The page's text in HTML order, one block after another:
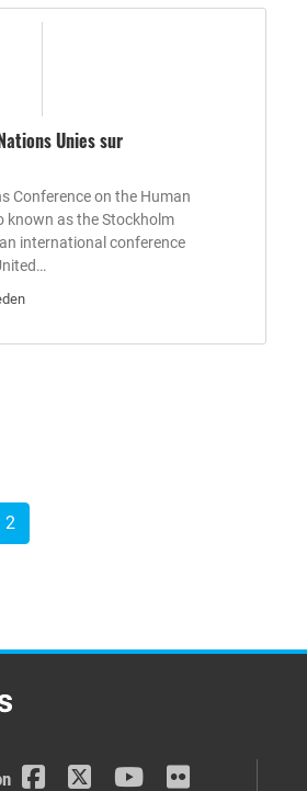
Unies sur
Conference on the Human
known as the Stockholm
international conference
2